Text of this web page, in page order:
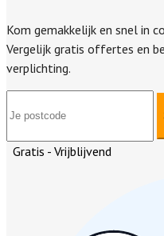
Kom gemakkelijk en snel in
Vergelijk gratis offertes en
verplichting.
Gratis - Vrijblijvend